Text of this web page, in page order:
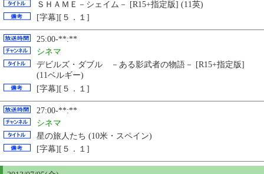
ＳＨＡＭＥ－シェイム－ [R15+指定版] (11英)
[字幕][５．１]
25:00-**:**
シネマ
デビルズ・ダブル －ある影武者の物語－ [R15+指定版]
(11ベルギー)
[字幕][５．１]
27:00-**:**
シネマ
星の旅人たち (10米・スペイン)
[字幕][５．１]